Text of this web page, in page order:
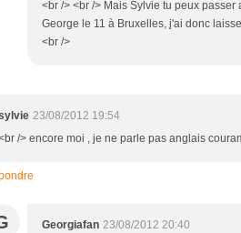
<br /> <br /> Mais Sylvie tu peux
George le 11 à Bruxelles, j'ai donc
<br />
23/08/2012 19:54
/> encore moi , je ne parle pas anglais
Georgiafan 23/08/2012 20:40